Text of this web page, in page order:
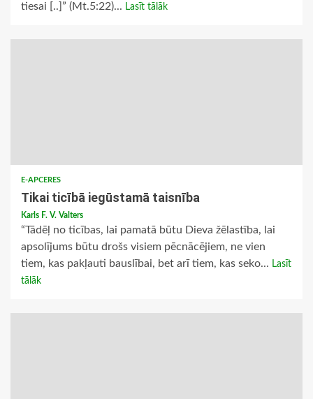
tiesai [..]” (Mt.5:22)... Lasīt tālāk
E-APCERES
Tikai ticībā iegūstamā taisnība
Karls F. V. Valters
“Tādēļ no ticības, lai pamatā būtu Dieva žēlastība, lai
apsolījums būtu drošs visiem pēcnācējiem, ne vien
tiem, kas pakļauti bauslībai, bet arī tiem, kas seko... Lasīt
tālāk